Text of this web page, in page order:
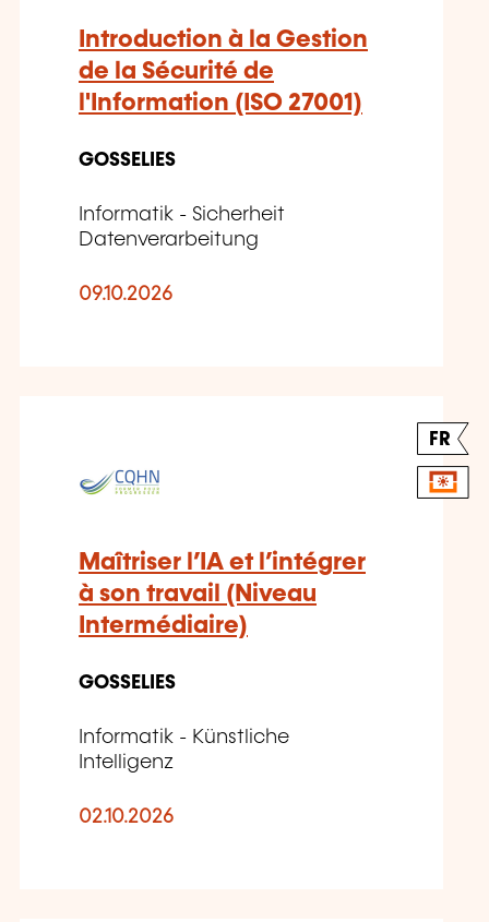
Introduction à la Gestion
de la Sécurité de
l'Information (ISO 27001)
GOSSELIES
Informatik - Sicherheit
Datenverarbeitung
09.10.2026
FR
Maîtriser l’IA et l’intégrer
à son travail (Niveau
Intermédiaire)
GOSSELIES
Informatik - Künstliche
Intelligenz
02.10.2026